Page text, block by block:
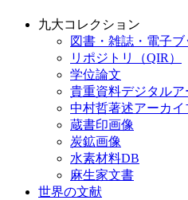
九大コレクション
図書・雑誌・電子
リポジトリ（QIR）
学位論文
貴重資料デジタルア
中村哲著述アーカイ
蔵書印画像
炭鉱画像
水素材料DB
麻生家文書
世界の文献